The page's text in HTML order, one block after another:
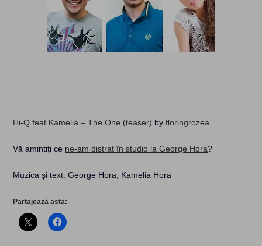
Hi-Q feat Kamelia – The One (teaser) byfloringrozea
Vă amintiți ce ne-am distrat în studio la George Hora?
Muzica și text: George Hora, Kamelia Hora
Partajează asta: